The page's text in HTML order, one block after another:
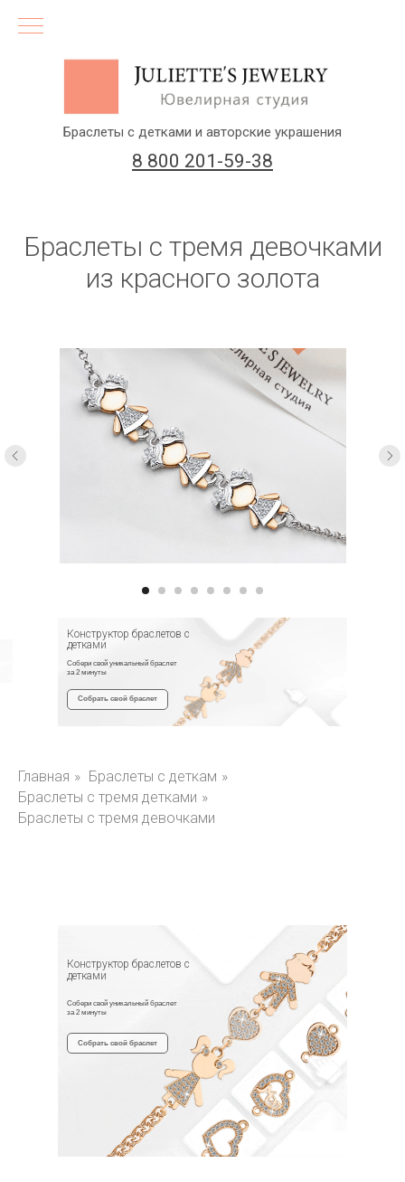
Заказать звонок
8 800 201-59-38
Браслеты с детками и авторские украшения
Браслеты с тремя девочками
из красного золота
Собери свой уникальный браслет
за 2 минуты
Конструктор браслетов с
детками
Собрать свой браслет
Главная » Браслеты с деткам »
Браслеты с тремя детками »
Браслеты с тремя девочками
Собрать свой браслет
Собери свой уникальный браслет
за 2 минуты
Конструктор браслетов с
детками